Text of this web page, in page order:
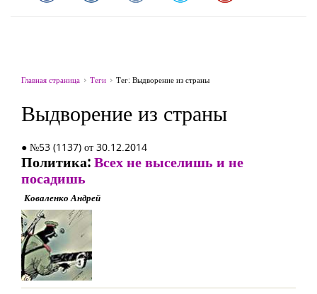
Главная страница Теги Тег: Выдворение из страны
Выдворение из страны
● №53 (1137) от 30.12.2014
Политика:Всех не выселишь и не
посадишь
Коваленко Андрей